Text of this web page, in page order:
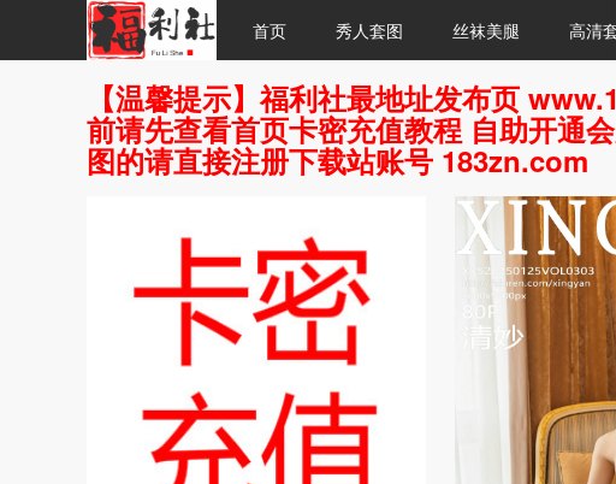
首页 秀人套图 丝袜美腿 高清
【温馨提示】福利社最地址发布页
前请先查看首页卡密充值教程 自助开通
图的请直接注册下载站账号 183zn.com